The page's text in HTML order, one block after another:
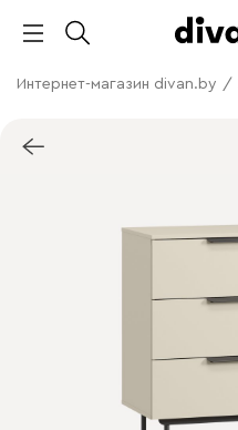
Интернет-магазин divan.by /